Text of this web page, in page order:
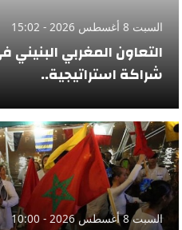
السبت 8 أغسطس 2026 - 15:02
التعاون المغربي
شراكة استراتيجية..
السبت 8 أغسطس 2026 - 10:00